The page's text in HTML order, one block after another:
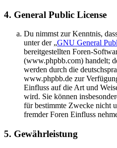
4. General Public License
Du nimmst zur Kenntnis,
unter der „GNU General
bereitgestellten Foren-
(www.phpbb.com) handelt;
werden durch die
www.phpbb.de zur
Einfluss auf die Art und
wird. Sie können
für bestimmte Zwecke nicht
fremder Foren Einfluss
5. Gewährleistung